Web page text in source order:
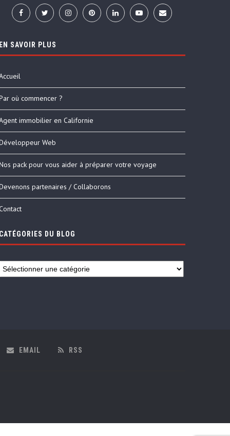
EN SAVOIR PLUS
où commencer ?
immobilier en Californie
Web
pack pour vous aider à préparer votre voyage
partenaires / Collaborons
CATÉGORIES DU BLOG
EMAIL RSS